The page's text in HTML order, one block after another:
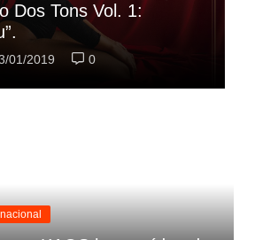
clipe de sua nova
01/2019 0